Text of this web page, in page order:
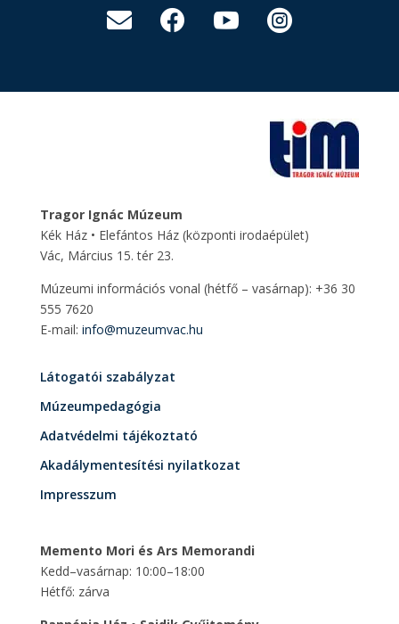
   
Tragor Ignác Múzeum
Kék Ház • Elefántos Ház (központi irodaépület)
Vác, Március 15. tér 23.
Múzeumi információs vonal (hétfő – vasárnap): +36 30
555 7620
E-mail: info@muzeumvac.hu
Látogatói szabályzat
Múzeumpedagógia
Adatvédelmi tájékoztató
Akadálymentesítési nyilatkozat
Impresszum
Memento Mori és Ars Memorandi
Kedd–vasárnap: 10:00–18:00
Hétfő: zárva